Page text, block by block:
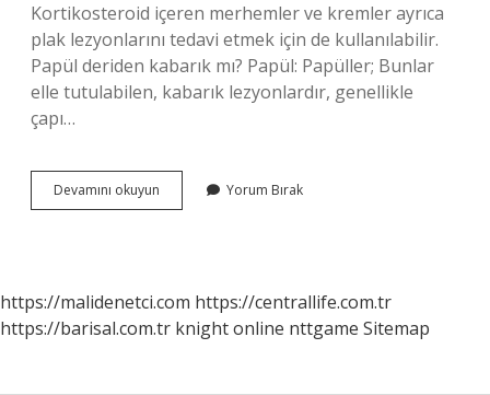
Kortikosteroid içeren merhemler ve kremler ayrıca
plak lezyonlarını tedavi etmek için de kullanılabilir.
Papül deriden kabarık mı? Papül: Papüller; Bunlar
elle tutulabilen, kabarık lezyonlardır, genellikle
çapı…
Devamını okuyun
Nasıl
Yorum Bırak
https://malidenetci.com https://centrallife.com.tr
https://barisal.com.tr knight online nttgame Sitemap